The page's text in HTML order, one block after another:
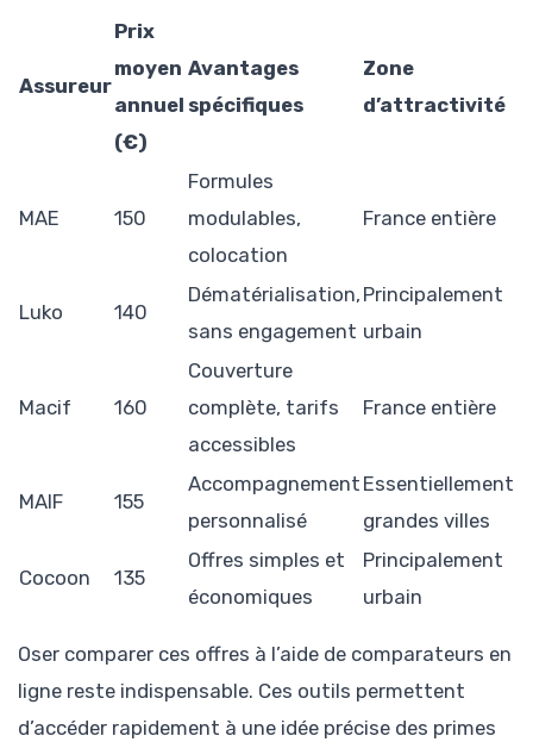
Assureur
Prix
moyen
annuel
(€)
Avantages
spécifiques
Zone
d’attractivité
MAE 150
Formules
modulables,
colocation
France entière
Luko 140
Dématérialisation,
sans engagement
Principalement
urbain
Macif 160
Couverture
complète, tarifs
accessibles
France entière
MAIF 155
Accompagnement
personnalisé
Essentiellement
grandes villes
Cocoon 135
Offres simples et
économiques
Principalement
urbain
Oser comparer ces offres à l’aide de comparateurs en
ligne reste indispensable. Ces outils permettent
d’accéder rapidement à une idée précise des primes